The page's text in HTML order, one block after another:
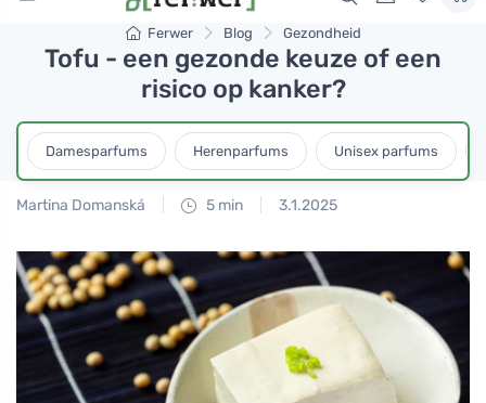
Ferwer Blog Gezondheid
Tofu - een gezonde keuze of een
risico op kanker?
Damesparfums Herenparfums Unisex parfums
Martina Domanská 5 min 3.1.2025